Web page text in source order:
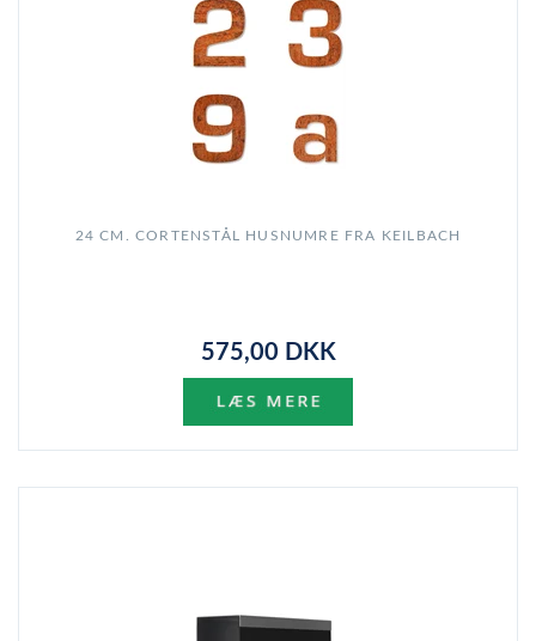
24 CM. CORTENSTÅL HUSNUMRE FRA KEILBACH
575,00 DKK